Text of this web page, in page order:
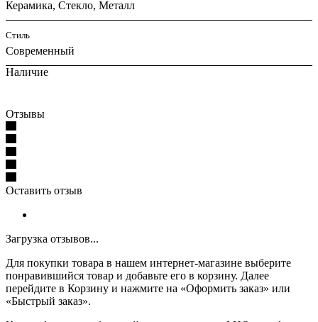
Керамика, Стекло, Металл
Стиль
Современный
Наличие
Отзывы
Оставить отзыв
Загрузка отзывов...
Для покупки товара в нашем интернет-магазине выберите
понравившийся товар и добавьте его в корзину. Далее
перейдите в Корзину и нажмите на «Оформить заказ» или
«Быстрый заказ».